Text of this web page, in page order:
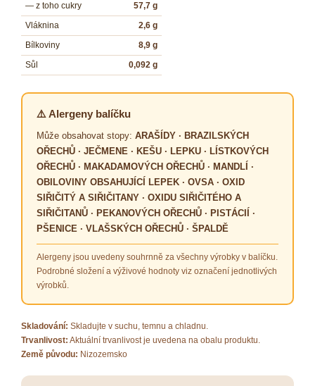
— z toho cukry
57,7 g
Vláknina
2,6 g
Bílkoviny
8,9 g
Sůl
0,092 g
⚠️ Alergeny balíčku
Může obsahovat stopy: ARAŠÍDY · BRAZILSKÝCH
OŘECHŮ · JEČMENE · KEŠU · LEPKU · LÍSTKOVÝCH
OŘECHŮ · MAKADAMOVÝCH OŘECHŮ · MANDLÍ ·
OBILOVINY OBSAHUJÍCÍ LEPEK · OVSA · OXID
SIŘIČITÝ A SIŘIČITANY · OXIDU SIŘIČITÉHO A
SIŘIČITANŮ · PEKANOVÝCH OŘECHŮ · PISTÁCIÍ ·
PŠENICE · VLAŠSKÝCH OŘECHŮ · ŠPALDĚ
Alergeny jsou uvedeny souhrnně za všechny výrobky v balíčku.
Podrobné složení a výživové hodnoty viz označení jednotlivých
výrobků.
Skladování: Skladujte v suchu, temnu a chladnu.
Trvanlivost: Aktuální trvanlivost je uvedena na obalu produktu.
Země původu: Nizozemsko